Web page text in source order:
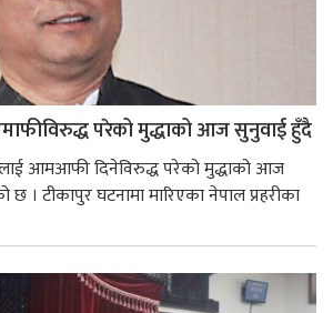
परेको मुद्धाको आज सुनुवाई हुँदै
आमआफी दिनेविरुद्ध परेको मुद्धाको आज
। टीकापुर घटनामा मारिएका नेपाल प्रहरीका